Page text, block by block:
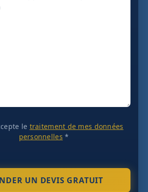
le traitement de mes données
personnelles *